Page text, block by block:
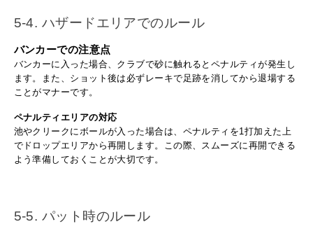
5-4. ハザードエリアでのルール
バンカーでの注意点
バンカーに入った場合、クラブで砂に触れるとペナルティが発生し
ます。また、ショット後は必ずレーキで足跡を消してから退場する
ことがマナーです。
ペナルティエリアの対応
池やクリークにボールが入った場合は、ペナルティを1打加えた上
でドロップエリアから再開します。この際、スムーズに再開できる
よう準備しておくことが大切です。
5-5. パット時のルール